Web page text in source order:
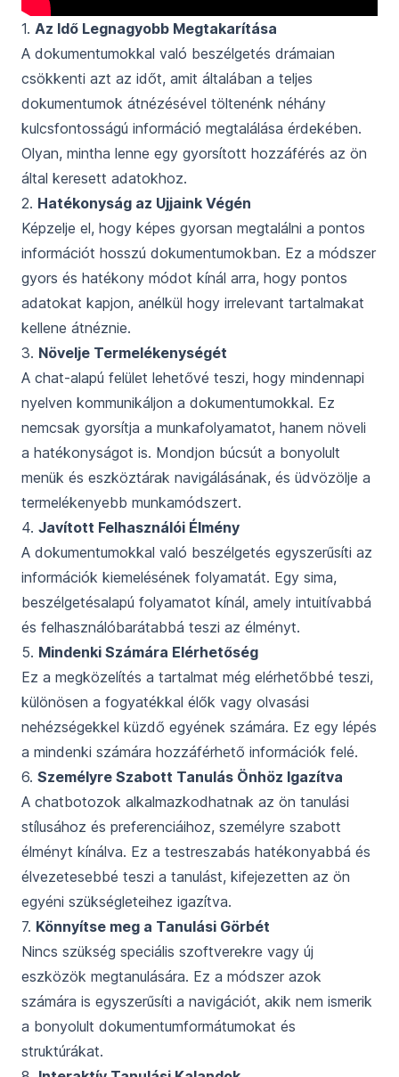
1. Az Idő Legnagyobb Megtakarítása
A dokumentumokkal való beszélgetés drámaian
csökkenti azt az időt, amit általában a teljes
dokumentumok átnézésével töltenénk néhány
kulcsfontosságú információ megtalálása érdekében.
Olyan, mintha lenne egy gyorsított hozzáférés az ön
által keresett adatokhoz.
2. Hatékonyság az Ujjaink Végén
Képzelje el, hogy képes gyorsan megtalálni a pontos
információt hosszú dokumentumokban. Ez a módszer
gyors és hatékony módot kínál arra, hogy pontos
adatokat kapjon, anélkül hogy irrelevant tartalmakat
kellene átnéznie.
3. Növelje Termelékenységét
A chat-alapú felület lehetővé teszi, hogy mindennapi
nyelven kommunikáljon a dokumentumokkal. Ez
nemcsak gyorsítja a munkafolyamatot, hanem növeli
a hatékonyságot is. Mondjon búcsút a bonyolult
menük és eszköztárak navigálásának, és üdvözölje a
termelékenyebb munkamódszert.
4. Javított Felhasználói Élmény
A dokumentumokkal való beszélgetés egyszerűsíti az
információk kiemelésének folyamatát. Egy sima,
beszélgetésalapú folyamatot kínál, amely intuitívabbá
és felhasználóbarátabbá teszi az élményt.
5. Mindenki Számára Elérhetőség
Ez a megközelítés a tartalmat még elérhetőbbé teszi,
különösen a fogyatékkal élők vagy olvasási
nehézségekkel küzdő egyének számára. Ez egy lépés
a mindenki számára hozzáférhető információk felé.
6. Személyre Szabott Tanulás Önhöz Igazítva
A chatbotozok alkalmazkodhatnak az ön tanulási
stílusához és preferenciáihoz, személyre szabott
élményt kínálva. Ez a testreszabás hatékonyabbá és
élvezetesebbé teszi a tanulást, kifejezetten az ön
egyéni szükségleteihez igazítva.
7. Könnyítse meg a Tanulási Görbét
Nincs szükség speciális szoftverekre vagy új
eszközök megtanulására. Ez a módszer azok
számára is egyszerűsíti a navigációt, akik nem ismerik
a bonyolult dokumentumformátumokat és
struktúrákat.